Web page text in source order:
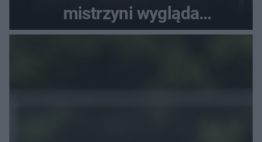
mistrzyni wygląda
zjawiskowo